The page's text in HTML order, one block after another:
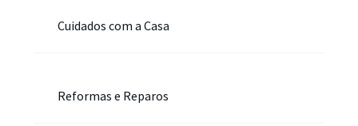
Cuidados com a Casa
Reformas e Reparos